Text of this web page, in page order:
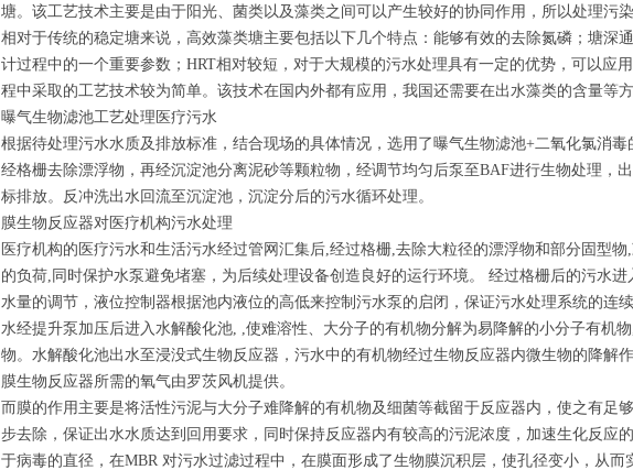
塘。该工艺技术主要是由于阳光、菌类以及藻类之间可以产生较好的协同作用，所以处理污
相对于传统的稳定塘来说，高效藻类塘主要包括以下几个特点：能够有效的去除氮磷；塘深
计过程中的一个重要参数；HRT相对较短，对于大规模的污水处理具有一定的优势，可以应
程中采取的工艺技术较为简单。该技术在国内外都有应用，我国还需要在出水藻类的含量等
曝气生物滤池工艺处理医疗污水
根据待处理污水水质及排放标准，结合现场的具体情况，选用了曝气生物滤池+二氧化氯消
经格栅去除漂浮物，再经沉淀池分离泥砂等颗粒物，经调节均匀后泵至BAF进行生物处理，
标排放。反冲洗出水回流至沉淀池，沉淀分后的污水循环处理。
膜生物反应器对医疗机构污水处理
医疗机构的医疗污水和生活污水经过管网汇集后,经过格栅,去除大粒径的漂浮物和部分固型
的负荷,同时保护水泵避免堵塞，为后续处理设备创造良好的运行环境。 经过格栅后的污水
水量的调节，液位控制器根据池内液位的高低来控制污水泵的启闭，保证污水处理系统的连
水经提升泵加压后进入水解酸化池, ,使难溶性、大分子的有机物分解为易降解的小分子有机
物。水解酸化池出水至浸没式生物反应器，污水中的有机物经过生物反应器内微生物的降解
膜生物反应器所需的氧气由罗茨风机提供。
而膜的作用主要是将活性污泥与大分子难降解的有机物及细菌等截留于反应器内，使之有足
步去除，保证出水水质达到回用要求，同时保持反应器内有较高的污泥浓度，加速生化反应
于病毒的直径，在MBR 对污水过滤过程中，在膜面形成了生物膜沉积层，使孔径变小，从而